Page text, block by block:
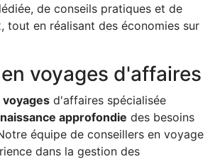
de conseils pratiques et de
tout en réalisant des économies sur
voyages d'affaires
voyages d'affaires spécialisée
approfondie des besoins
équipe de conseillers en voyage
dans la gestion des